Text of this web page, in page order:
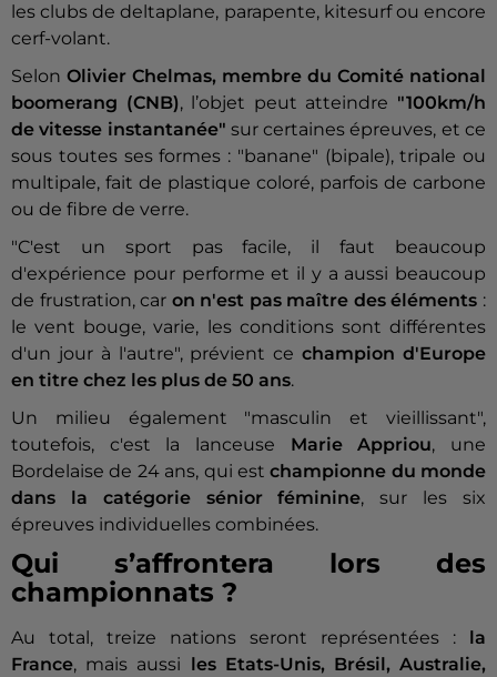
les clubs de deltaplane, parapente, kitesurf ou encore
cerf-volant.
Selon Olivier Chelmas, membre du Comité national
boomerang (CNB), l’objet peut atteindre "100km/h
de vitesse instantanée" sur certaines épreuves, et ce
sous toutes ses formes : "banane" (bipale), tripale ou
multipale, fait de plastique coloré, parfois de carbone
ou de fibre de verre.
"C'est un sport pas facile, il faut beaucoup
d'expérience pour performe et il y a aussi beaucoup
de frustration, car on n'est pas maître des éléments :
le vent bouge, varie, les conditions sont différentes
d'un jour à l'autre", prévient cechampion d'Europe
en titre chez les plus de 50 ans.
Un milieu également "masculin et vieillissant",
toutefois, c'est la lanceuse Marie Appriou, une
Bordelaise de 24 ans, qui estchampionne du monde
dans la catégorie sénior féminine, sur les six
épreuves individuelles combinées.
Qui s’affrontera lors des
championnats ?
Au total, treize nations seront représentées :
la
France, mais aussi
les Etats-Unis, Brésil, Australie,